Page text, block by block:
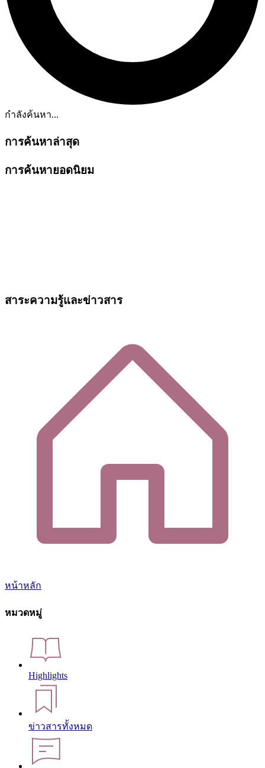
กำลังค้นหา...
การค้นหาล่าสุด
การค้นหายอดนิยม
สาระความรู้และข่าวสาร
หน้าหลัก
หมวดหมู่
Highlights
ข่าวสารทั้งหมด